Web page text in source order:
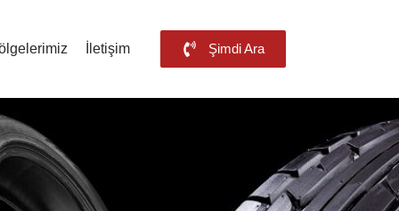
İletişim Şimdi Ara